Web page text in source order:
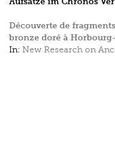
Découverte de
bronze doré à
In: New Research on